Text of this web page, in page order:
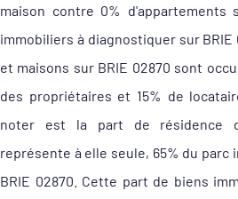
maison contre 0% d'appartements
immobiliers à diagnostiquer sur
et maisons sur BRIE 02870 sont
des propriétaires et 15% de
noter est la part de résidence
représente à elle seule, 65% du parc
BRIE 02870. Cette part de biens